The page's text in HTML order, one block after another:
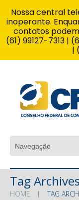
Tag
HOME TAG
Nossa central
inoperante.
contatos
(61) 99127-7313 |
|